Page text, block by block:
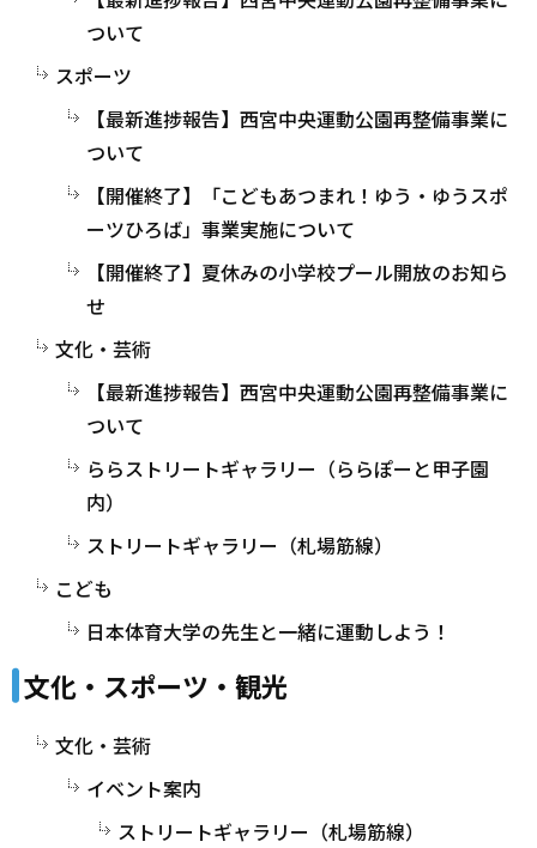
ついて
スポーツ
【最新進捗報告】西宮中央運動公園再整備事業に
ついて
【開催終了】「こどもあつまれ！ゆう・ゆうスポ
ーツひろば」事業実施について
【開催終了】夏休みの小学校プール開放のお知ら
せ
文化・芸術
【最新進捗報告】西宮中央運動公園再整備事業に
ついて
ららストリートギャラリー（ららぽーと甲子園
内）
ストリートギャラリー（札場筋線）
こども
日本体育大学の先生と一緒に運動しよう！
文化・スポーツ・観光
文化・芸術
イベント案内
ストリートギャラリー（札場筋線）